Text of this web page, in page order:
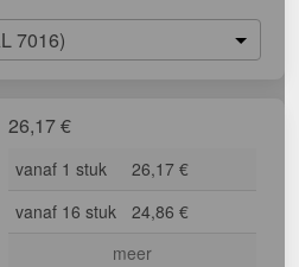
7016)
26,17€
vanaf 1 stuk
26,17 €
vanaf 16 stuk
24,86 €
meer